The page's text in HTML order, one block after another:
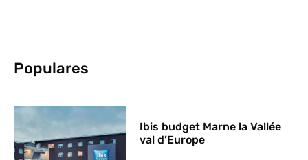
Populares
Ibis budget Marne la Vallée
val d’Europe